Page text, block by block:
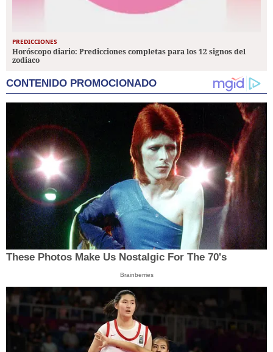
PREDICCIONES
Horóscopo diario: Predicciones completas para los 12 signos del
zodiaco
CONTENIDO PROMOCIONADO
These Photos Make Us Nostalgic For The 70's
Brainberries